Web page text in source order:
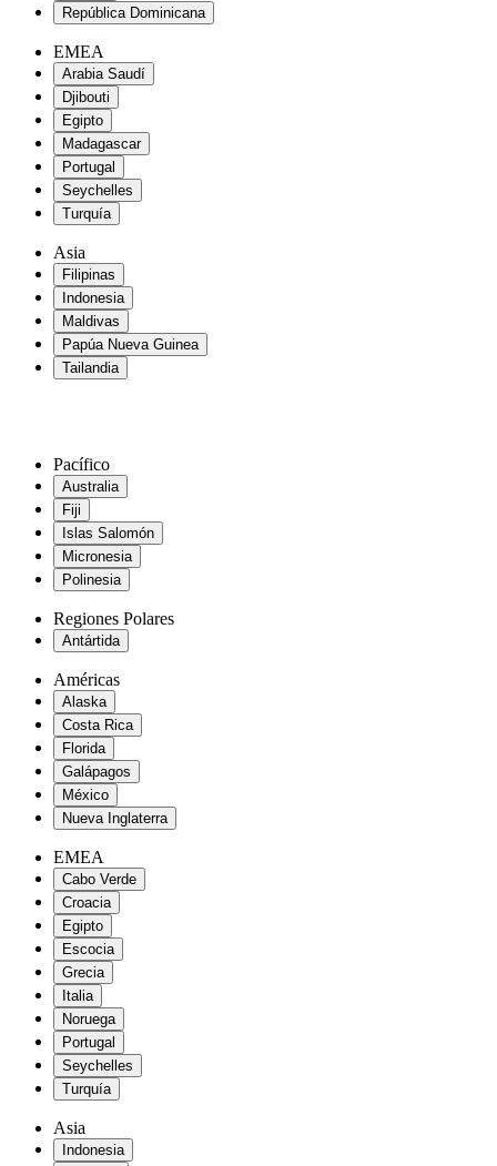
República Dominicana
EMEA
Arabia Saudí
Djibouti
Egipto
Madagascar
Portugal
Seychelles
Turquía
Asia
Filipinas
Indonesia
Maldivas
Papúa Nueva Guinea
Tailandia
Pacífico
Australia
Fiji
Islas Salomón
Micronesia
Polinesia
Regiones Polares
Antártida
Américas
Alaska
Costa Rica
Florida
Galápagos
México
Nueva Inglaterra
EMEA
Cabo Verde
Croacia
Egipto
Escocia
Grecia
Italia
Noruega
Portugal
Seychelles
Turquía
Asia
Indonesia